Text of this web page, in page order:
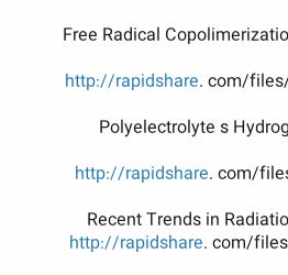
http://rapidshare. com/
http://rapidshare. com/
http://rapidshare. com/